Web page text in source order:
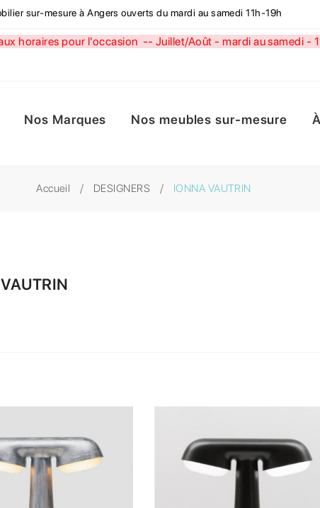
sur-mesure à Angers ouverts du mardi au samedi 11h-19h
horaires pour l'occasion -- Juillet/Août - mardi au samedi
Nos Marques Nos meubles sur-mesure
Accueil DESIGNERS IONNA VAUTRIN